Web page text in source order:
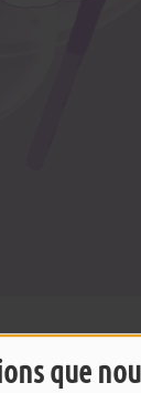
que